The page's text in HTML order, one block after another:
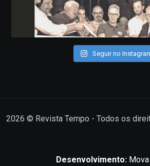
Seguir no
2026 © Revista Tempo - Todos os
Desenvolvimento: